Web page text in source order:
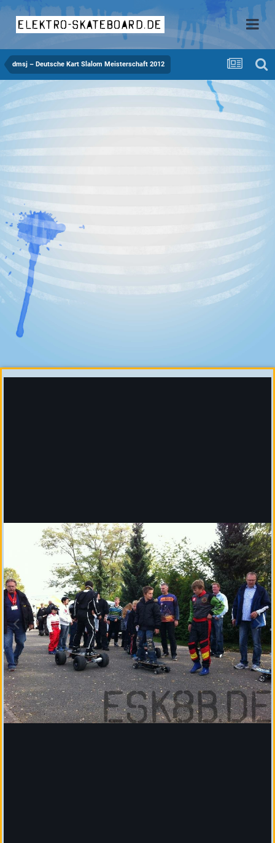
elektro-skateboard.de
dmsj – Deutsche Kart Slalom Meisterschaft 2012